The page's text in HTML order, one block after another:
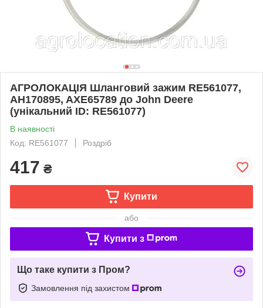
АГРОЛОКАЦІЯ Шланговий зажим RE561077,
AH170895, AXE65789 до John Deere
(унікальний ID: RE561077)
В наявності
Код: RE561077
Роздріб
417 ₴
Купити
або
Купити з
Що таке купити з Пром?
Замовлення під захистом